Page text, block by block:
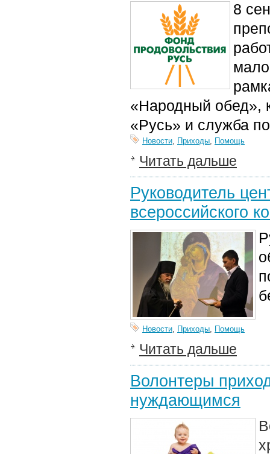
8
«Народный обед»,
«Русь» и служба
Новости, Приходы, Помощь
Читать дальше
Руководитель
всероссийского
Новости, Приходы, Помощь
Читать дальше
Волонтеры
нуждающимся